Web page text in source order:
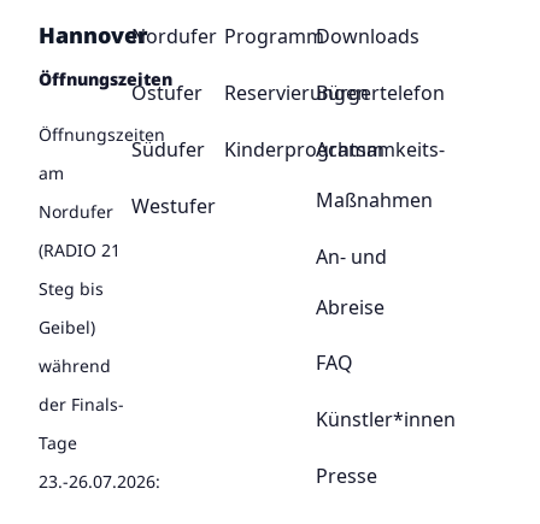
Hannover
Öffnungszeiten
Öffnungszeiten
am
Nordufer
(RADIO 21
Steg bis
Geibel)
während
der Finals-
Tage
23.-26.07.2026:
Nordufer
Ostufer
Südufer
Westufer
Programm
Reservierungen
Kinderprogramm
Downloads
Bürgertelefon
Achtsamkeits-
Maßnahmen
An- und
Abreise
FAQ
Künstler*innen
Presse